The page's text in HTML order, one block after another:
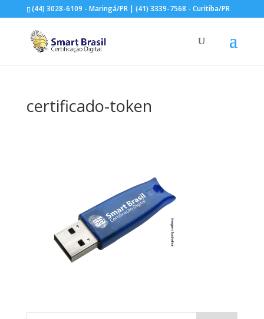
(44) 3028-6109 - Maringá/PR | (41) 3339-7568 - Curitiba/PR
certificado-token